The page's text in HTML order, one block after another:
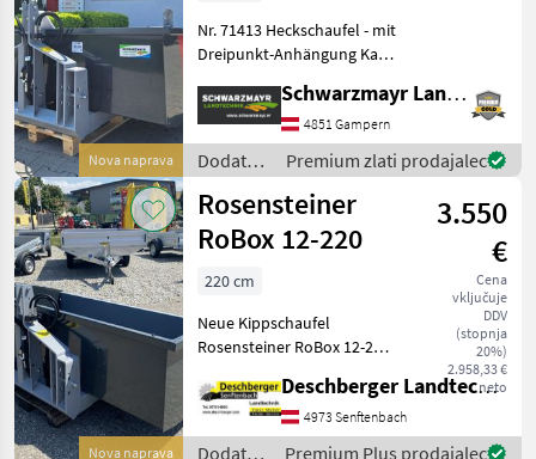
Nova naprava
Nr. 71413 Heckschaufel - mit
Dreipunkt-Anhängung Kat I
Zylindersystem,
doppelwirkend - mit
abnehmbarer
Bordwand/Rückwand - mit
Schürfleiste
Schwarzmayr Landtechnik GmbH - Gampern
4851 Gampern
Dodatna
oprema
za
traktorje
/
Rosensteiner
Premium zlati prodajalec
Nova naprava
Rosensteiner
RoBox 12-220
3.550
€
Cena
vključuje
DDV
(stopnja
20%)
2.958,33 €
neto
220 cm
Neue Kippschaufel
Rosensteiner RoBox 12-220
I und Kat II - 2
Zylindersystem,
doppelwirkend -
Deschberger Landtechnik GmbH
4973 Senftenbach
Dodatna
Premium Plus prodajalec